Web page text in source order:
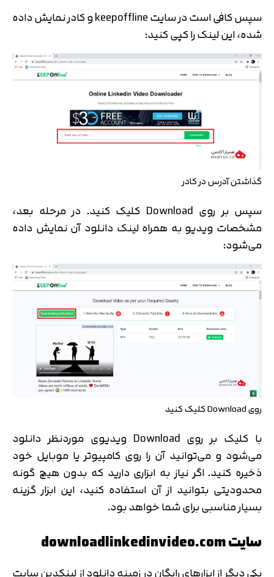
سپس کافی است در سایت keepoffline و کادر نمایش داده
شده، این لینک را کپی کنید:
گذاشتن آدرس در کادر
سپس بر روی Download کلیک کنید. در مرحله بعد،
مشخصات ویدیو به همراه لینک دانلود آن نمایش داده
می‌شود:
روی Download کلیک کنید
با کلیک بر روی Download ویدیوی موردنظر دانلود
می‌شود و می‌توانید آن را روی کامپیوتر یا موبایل خود
ذخیره کنید. اگر نیاز به ابزاری دارید که بدون هیچ گونه
محدودیتی بتوانید از آن استفاده کنید، این ابزار گزینه
بسیار مناسبی برای شما خواهد بود.
سایت downloadlinkedinvideo.com
یکی دیگر از ابزارهای رایگان در زمینه دانلود از لینکدین سایت